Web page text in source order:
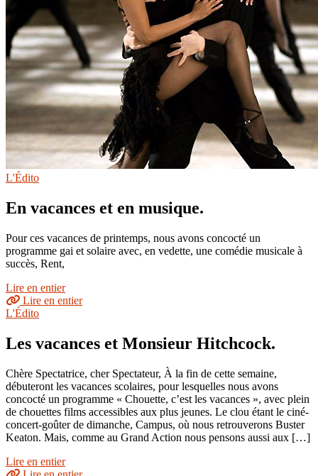
L'Édito
En vacances et en musique.
Pour ces vacances de printemps, nous avons concocté un
programme gai et solaire avec, en vedette, une comédie musicale à
succès, Rent,
Lire en entier
Lire en entier
L'Édito
Les vacances et Monsieur Hitchcock.
Chère Spectatrice, cher Spectateur, À la fin de cette semaine,
débuteront les vacances scolaires, pour lesquelles nous avons
concocté un programme « Chouette, c’est les vacances », avec plein
de chouettes films accessibles aux plus jeunes. Le clou étant le ciné-
concert-goûter de dimanche, Campus, où nous retrouverons Buster
Keaton. Mais, comme au Grand Action nous pensons aussi aux […]
Lire en entier